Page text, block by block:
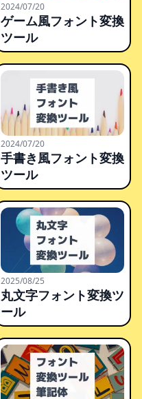
2024/07/20
ゲーム風フォント変換
ツール
2024/07/20
手書き風フォント変換
ツール
2025/08/25
丸文字フォント変換ツ
ール